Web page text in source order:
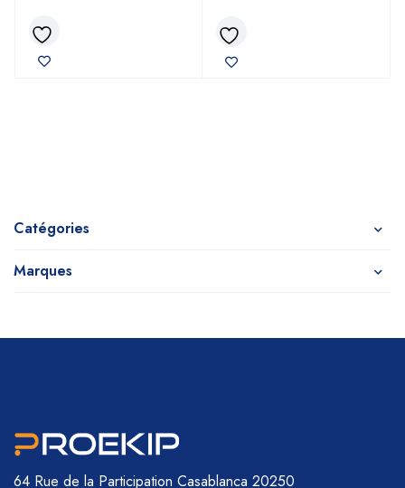
Catégories
Marques
64 Rue de la Participation Casablanca 20250